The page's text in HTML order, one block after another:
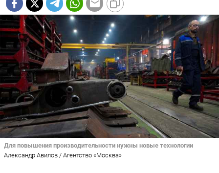
Для повышения производительности нужны новые технологии
Александр Авилов / Агентство «Москва»